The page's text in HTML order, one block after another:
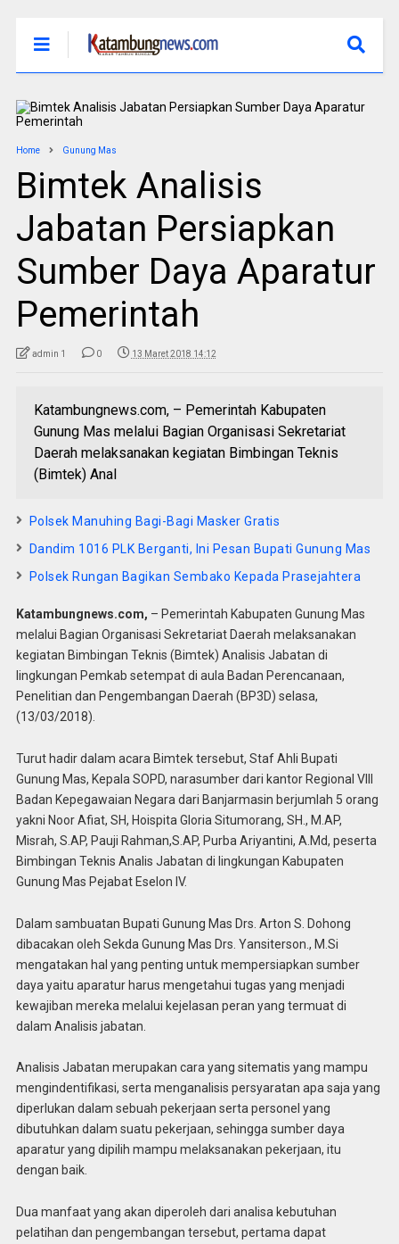
Home Gunung Mas
Bimtek Analisis
Jabatan Persiapkan
Sumber Daya Aparatur
Pemerintah
admin 1 0 13 Maret 2018 14:12
Katambungnews.com, – Pemerintah Kabupaten
Gunung Mas melalui Bagian Organisasi Sekretariat
Daerah melaksanakan kegiatan Bimbingan Teknis
(Bimtek) Anal
Polsek Manuhing Bagi-Bagi Masker Gratis
Dandim 1016 PLK Berganti, Ini Pesan Bupati Gunung Mas
Polsek Rungan Bagikan Sembako Kepada Prasejahtera
Katambungnews.com, – Pemerintah Kabupaten Gunung Mas
melalui Bagian Organisasi Sekretariat Daerah melaksanakan
kegiatan Bimbingan Teknis (Bimtek) Analisis Jabatan di
lingkungan Pemkab setempat di aula Badan Perencanaan,
Penelitian dan Pengembangan Daerah (BP3D) selasa,
(13/03/2018).
Turut hadir dalam acara Bimtek tersebut, Staf Ahli Bupati
Gunung Mas, Kepala SOPD, narasumber dari kantor Regional VIII
Badan Kepegawaian Negara dari Banjarmasin berjumlah 5 orang
yakni Noor Afiat, SH, Hoispita Gloria Situmorang, SH., M.AP,
Misrah, S.AP, Pauji Rahman,S.AP, Purba Ariyantini, A.Md, peserta
Bimbingan Teknis Analis Jabatan di lingkungan Kabupaten
Gunung Mas Pejabat Eselon IV.
Dalam sambuatan Bupati Gunung Mas Drs. Arton S. Dohong
dibacakan oleh Sekda Gunung Mas Drs. Yansiterson., M.Si
mengatakan hal yang penting untuk mempersiapkan sumber
daya yaitu aparatur harus mengetahui tugas yang menjadi
kewajiban mereka melalui kejelasan peran yang termuat di
dalam Analisis jabatan.
Analisis Jabatan merupakan cara yang sitematis yang mampu
mengindentifikasi, serta menganalisis persyaratan apa saja yang
diperlukan dalam sebuah pekerjaan serta personel yang
dibutuhkan dalam suatu pekerjaan, sehingga sumber daya
aparatur yang dipilih mampu melaksanakan pekerjaan, itu
dengan baik.
Dua manfaat yang akan diperoleh dari analisa kebutuhan
pelatihan dan pengembangan tersebut, pertama dapat